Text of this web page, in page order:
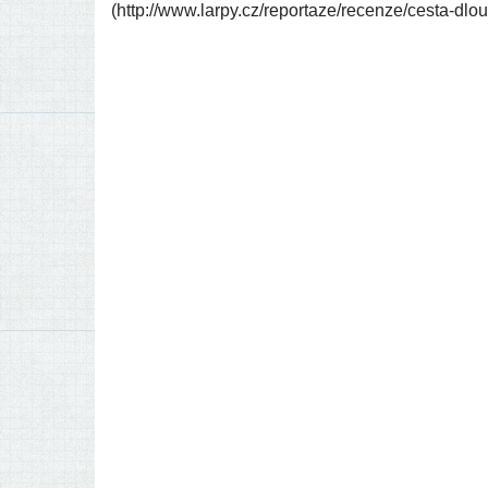
(http://​www​.lar​py​.cz/​r​e​p​o​r​t​a​z​e​/​r​e​c​e​n​z​e​/​c​e​s​t​a​-​